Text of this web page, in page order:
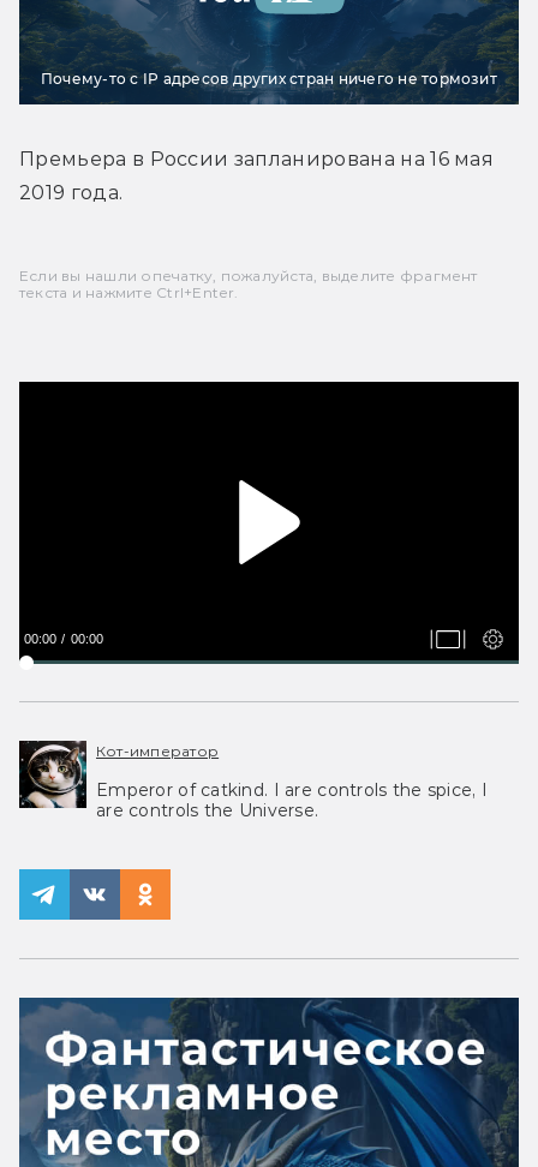
Почему-то с IP адресов других стран ничего не тормозит
Премьера в России запланирована на 16 мая
2019 года.
Если вы нашли опечатку, пожалуйста, выделите фрагмент
текста и нажмите Ctrl+Enter.
00:00 00:00
Кот-император
Emperor of catkind. I are controls the spice, I
are controls the Universe.